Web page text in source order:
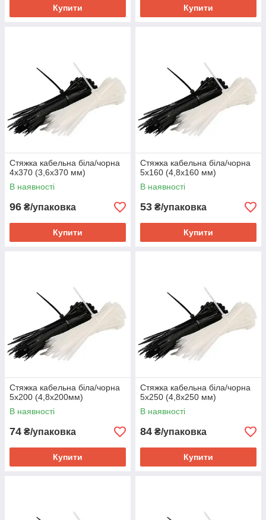
Купити Купити
Стяжка кабельна біла/чорна
4х370 (3,6х370 мм)
В наявності
96 ₴/упаковка
Купити
Стяжка кабельна біла/чорна
5х160 (4,8х160 мм)
В наявності
53 ₴/упаковка
Купити
Стяжка кабельна біла/чорна
5х200 (4,8х200мм)
В наявності
74 ₴/упаковка
Купити
Стяжка кабельна біла/чорна
5х250 (4,8х250 мм)
В наявності
84 ₴/упаковка
Купити